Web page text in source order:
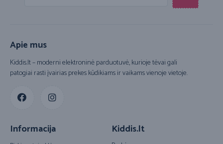
Apie mus
Kiddis.lt – moderni elektroninė parduotuvė, kurioje tėvai gali
patogiai rasti įvairias prekes kūdikiams ir vaikams vienoje vietoje.
Informacija Kiddis.lt